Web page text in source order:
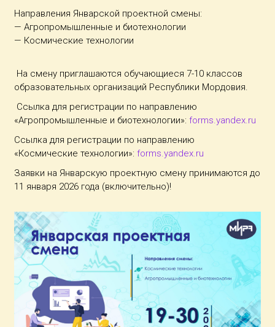
Направления Январской проектной смены:
— Агропромышленные и биотехнологии
— Космические технологии
На смену приглашаются обучающиеся 7-10 классов
образовательных организаций Республики Мордовия.
Ссылка для регистрации по направлению
«Агропромышленные и биотехнологии»:forms.yandex.ru
Ссылка для регистрации по направлению
«Космические технологии»: forms.yandex.ru
Заявки на Январскую проектную смену принимаются до
11 января 2026 года (включительно)!